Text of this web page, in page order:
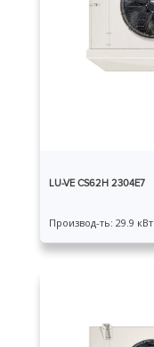
LU-VE CS62H 2304E7
Производ-ть: 29.9 кВт